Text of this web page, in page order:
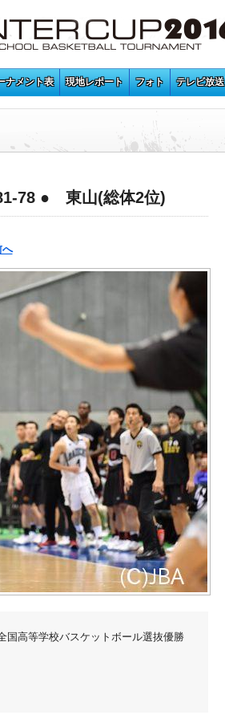
ナメント表 現地レポート フォト テレビ放送
78 ● 東山(総体2位)
へ
高等学校バスケットボール選抜優勝